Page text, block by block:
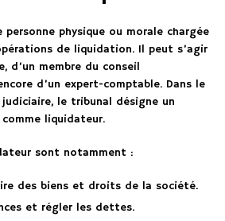
physique ou morale chargée
de liquidation. Il peut s’agir
d’un membre du conseil
d’un expert-comptable. Dans le
le tribunal désigne un
liquidateur.
sont notamment :
des biens et droits de la société.
et régler les dettes.